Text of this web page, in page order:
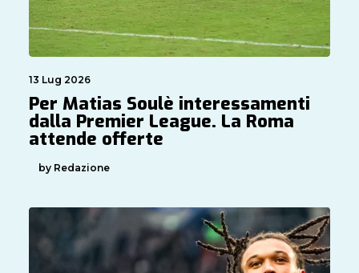
13 Lug 2026
Per Matias Soulè interessamenti
dalla Premier League. La Roma
attende offerte
by Redazione